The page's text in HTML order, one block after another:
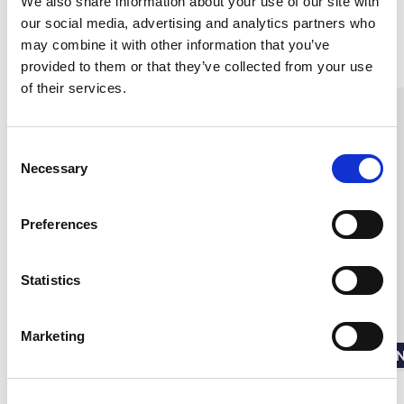
our social media, advertising and analytics partners who
may combine it with other information that you’ve
provided to them or that they’ve collected from your use
of their services.
Necessary
Preferences
Statistics
Marketing
Liknande produkter